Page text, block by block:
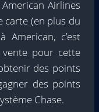
Airlines
carte (en plus du
American, c’est
pour cette
des points
des points
Chase.